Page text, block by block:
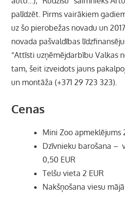
palīdzēt. Pirms vairākiem
uz šo pierobežas novadu un
novada pašvaldības
“Attīsti uzņēmējdarbību Valkas
tam, šeit izveidots jauns
un montāža (+371 29 723 323).
Cenas
Mini Zoo apmeklējums
Dzīvnieku barošana –
0,50 EUR
Telšu vieta 2 EUR
Nakšņošana viesu